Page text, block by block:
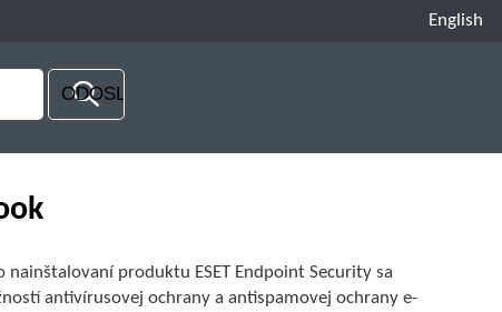
English
produktu ESET Endpoint Security sa
antivírusovej ochrany a antispamovej ochrany e-